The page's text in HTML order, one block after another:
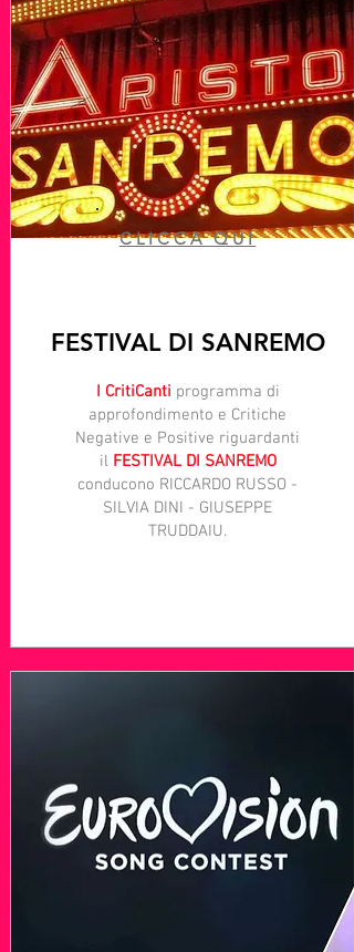
CLICCA QUI
FESTIVAL DI SANREMO
I CritiCanti programma di
approfondimento e Critiche
Negative e Positive riguardanti
ilFESTIVAL DI SANREMO
conducono RICCARDO RUSSO -
SILVIA DINI - GIUSEPPE
TRUDDAIU.